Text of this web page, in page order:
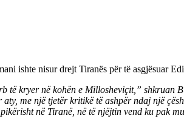
ishte nisur drejt Tiranës për të asgjësuar
të kryer në kohën e Millosheviçit,” shkruan
me një tjetër kritikë të ashpër ndaj një
në Tiranë, në të njëjtin vend ku pak